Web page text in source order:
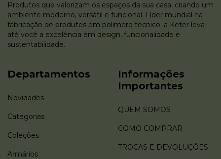
Produtos que valorizam os espaços da sua casa, criando um
ambiente moderno, versátil e funcional. Líder mundial na
fabricação de produtos em polímero técnico; a Keter leva
até você a excelência em design, funcionalidade e
sustentabilidade.
Departamentos
Novidades
Categorias
Coleções
Armários
Informações
Importantes
QUEM SOMOS
COMO COMPRAR
TROCAS E DEVOLUÇÕES